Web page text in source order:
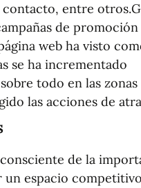
entre
de promoción
web ha visto
se ha incrementado
todo en las zonas
las acciones de
de la
un espacio